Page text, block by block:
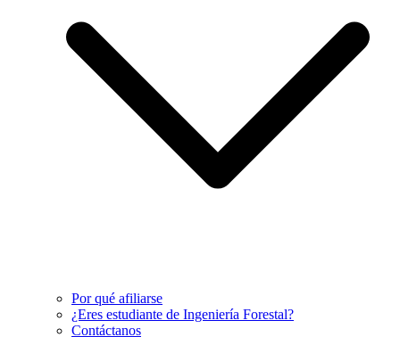
Por qué afiliarse
¿Eres estudiante de Ingeniería Forestal?
Contáctanos